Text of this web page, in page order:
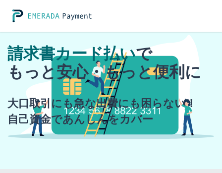
請求書カード払いで
もっと安心・もっと便利に
大口取引にも急な出費にも困らない！
自己資金であんしんをカバー